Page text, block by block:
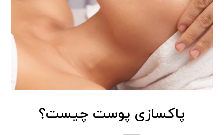
پاکسازی پوست چیست؟